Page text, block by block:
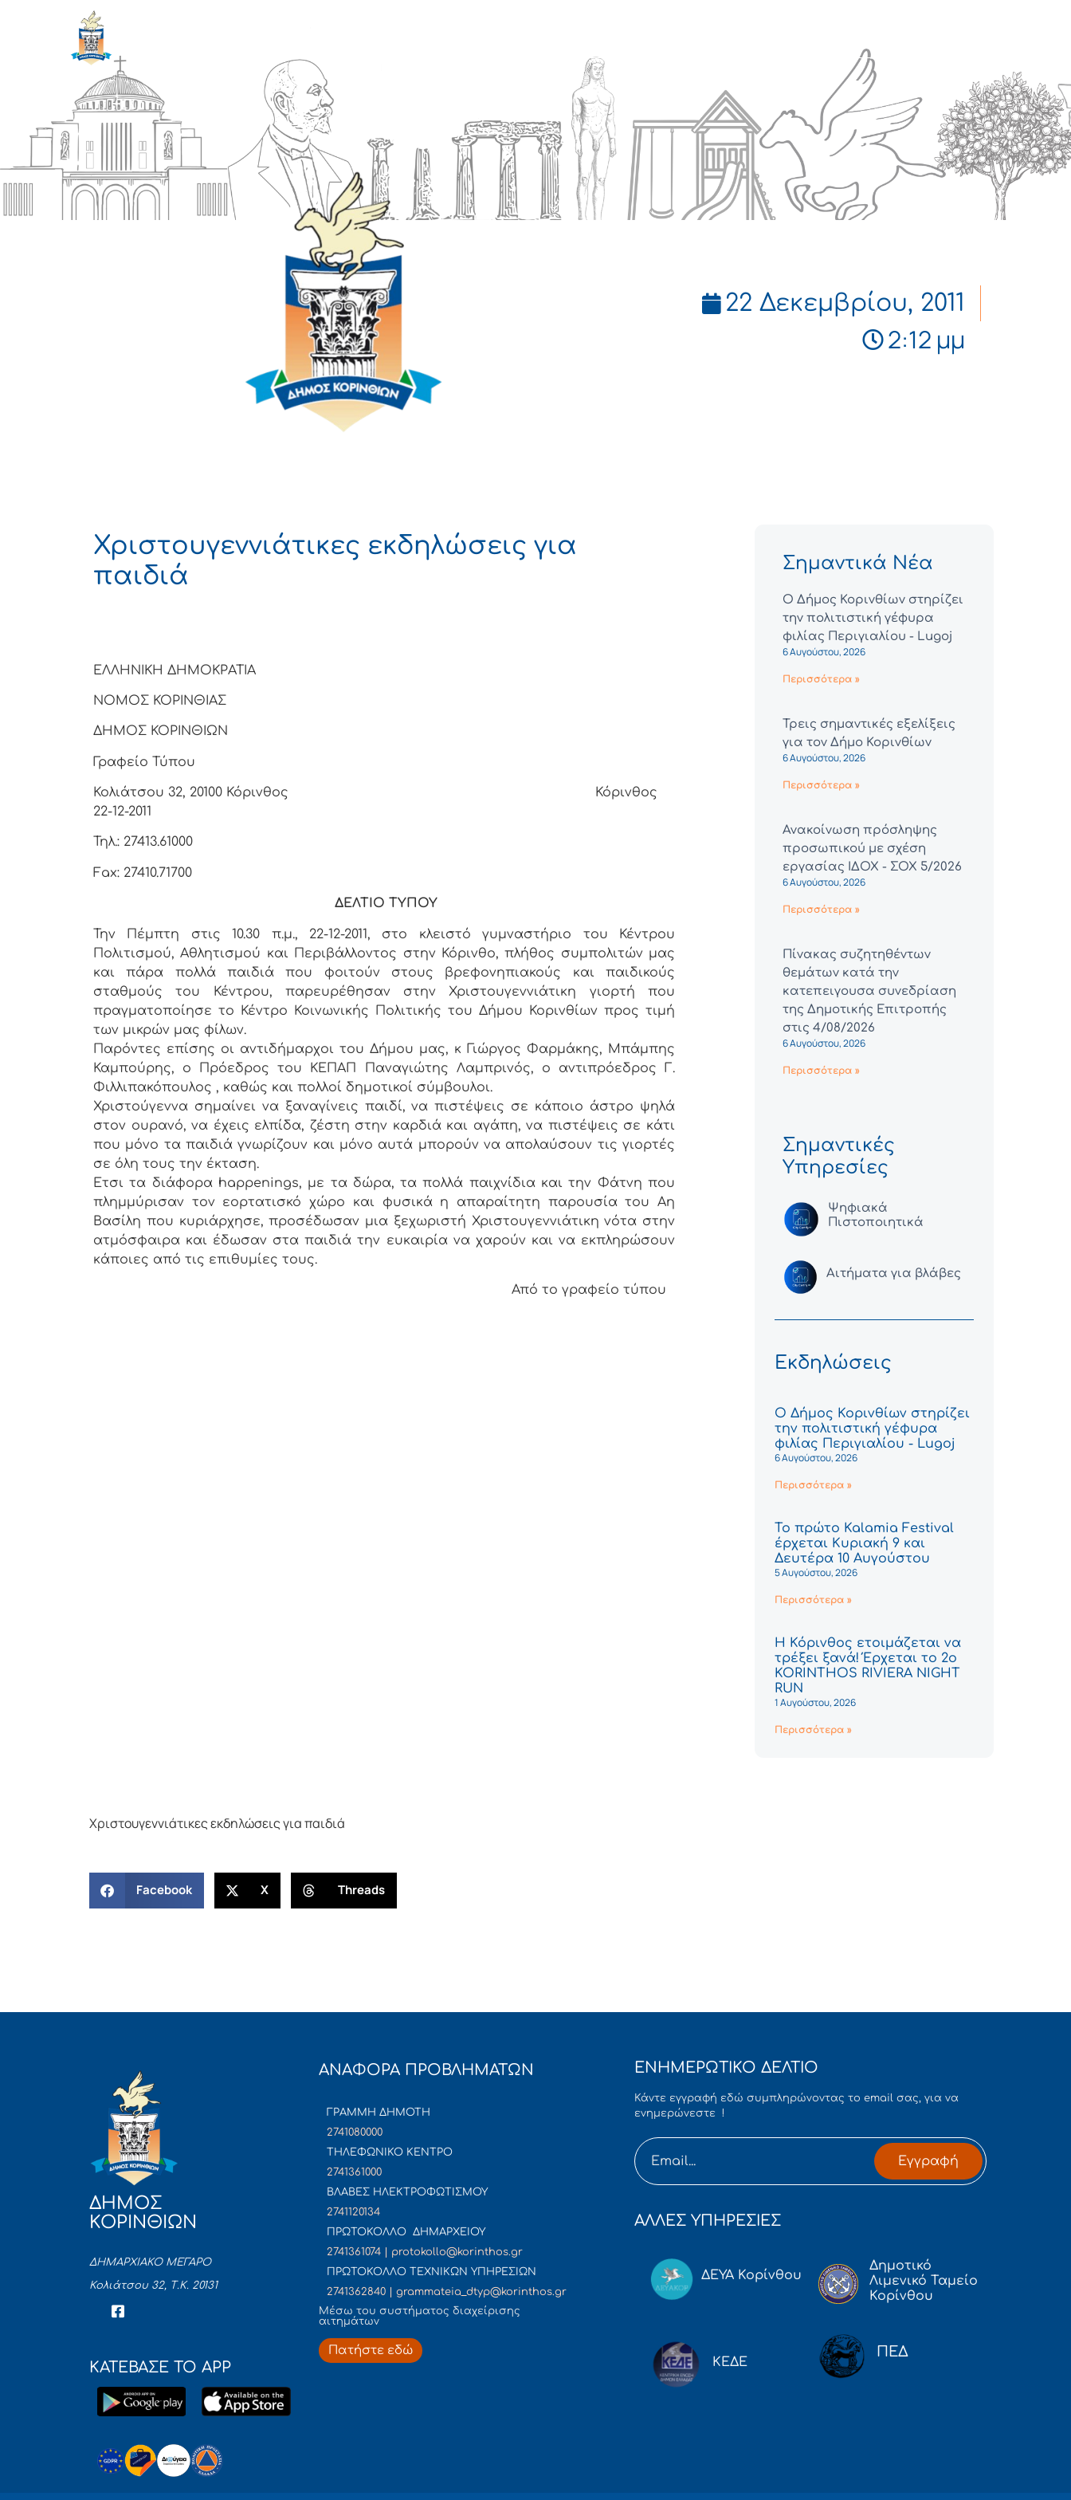
22 Δεκεμβρίου, 2011
2:12 μμ
Χριστουγεννιάτικες εκδηλώσεις για
παιδιά
ΕΛΛΗΝΙΚΗ ΔΗΜΟΚΡΑΤΙΑ
ΝΟΜΟΣ ΚΟΡΙΝΘΙΑΣ
ΔΗΜΟΣ ΚΟΡΙΝΘΙΩΝ
Γραφείο Τύπου
Κολιάτσου 32, 20100 Κόρινθος Κόρινθος
22-12-2011
Τηλ.: 27413.61000
Fax: 27410.71700
ΔΕΛΤΙΟ ΤΥΠΟΥ
Την Πέμπτη στις 10.30 π.μ., 22-12-2011, στο κλειστό γυμναστήριο του Κέντρου
Πολιτισμού, Αθλητισμού και Περιβάλλοντος στην Κόρινθο, πλήθος συμπολιτών μας
και πάρα πολλά παιδιά που φοιτούν στους βρεφονηπιακούς και παιδικούς
σταθμούς του Κέντρου, παρευρέθησαν στην Χριστουγεννιάτικη γιορτή που
πραγματοποίησε το Κέντρο Κοινωνικής Πολιτικής του Δήμου Κορινθίων προς τιμή
των μικρών μας φίλων.
Παρόντες επίσης οι αντιδήμαρχοι του Δήμου μας, κ Γιώργος Φαρμάκης, Μπάμπης
Καμπούρης, ο Πρόεδρος του ΚΕΠΑΠ Παναγιώτης Λαμπρινός, ο αντιπρόεδρος Γ.
Φιλλιπακόπουλος , καθώς και πολλοί δημοτικοί σύμβουλοι.
Χριστούγεννα σημαίνει να ξαναγίνεις παιδί, να πιστέψεις σε κάποιο άστρο ψηλά
στον ουρανό, να έχεις ελπίδα, ζέστη στην καρδιά και αγάπη, να πιστέψεις σε κάτι
που μόνο τα παιδιά γνωρίζουν και μόνο αυτά μπορούν να απολαύσουν τις γιορτές
σε όλη τους την έκταση.
Ετσι τα διάφορα happenings, με τα δώρα, τα πολλά παιχνίδια και την Φάτνη που
πλημμύρισαν τον εορτατισκό χώρο και φυσικά η απαραίτητη παρουσία του Αη
Βασίλη που κυριάρχησε, προσέδωσαν μια ξεχωριστή Χριστουγεννιάτικη νότα στην
ατμόσφαιρα και έδωσαν στα παιδιά την ευκαιρία να χαρούν και να εκπληρώσουν
κάποιες από τις επιθυμίες τους.
Από το γραφείο τύπου
Σημαντικά Νέα
Ο Δήμος Κορινθίων στηρίζει
την πολιτιστική γέφυρα
φιλίας Περιγιαλίου - Lugoj
6 Αυγούστου, 2026
Περισσότερα »
Τρεις σημαντικές εξελίξεις
για τον Δήμο Κορινθίων
6 Αυγούστου, 2026
Περισσότερα »
Ανακοίνωση πρόσληψης
προσωπικού με σχέση
εργασίας ΙΔΟΧ - ΣΟΧ 5/2026
6 Αυγούστου, 2026
Περισσότερα »
Πίνακας συζητηθέντων
θεμάτων κατά την
κατεπειγουσα συνεδρίαση
της Δημοτικής Επιτροπής
στις 4/08/2026
6 Αυγούστου, 2026
Περισσότερα »
Σημαντικές
Υπηρεσίες
Ψηφιακά
Πιστοποιητικά
Αιτήματα για βλάβες
Εκδηλώσεις
Ο Δήμος Κορινθίων στηρίζει
την πολιτιστική γέφυρα
φιλίας Περιγιαλίου - Lugoj
6 Αυγούστου, 2026
Περισσότερα »
Το πρώτο Kalamia Festival
έρχεται Κυριακή 9 και
Δευτέρα 10 Αυγούστου
5 Αυγούστου, 2026
Περισσότερα »
Η Κόρινθος ετοιμάζεται να
τρέξει ξανά! Έρχεται το 2ο
KORINTHOS RIVIERA NIGHT
RUN
1 Αυγούστου, 2026
Περισσότερα »
Χριστουγεννιάτικες εκδηλώσεις για παιδιά
Facebook X Threads
ΔΗΜΟΣ
ΚΟΡΙΝΘΙΩΝ
ΔΗΜΑΡΧΙΑΚΟ ΜΕΓΑΡΟ
Κολιάτσου 32, Τ.Κ. 20131
ΚΑΤΕΒΑΣΕ ΤΟ APP
ΑΝΑΦΟΡΑ ΠΡΟΒΛΗΜΑΤΩΝ
ΓΡΑΜΜΗ ΔΗΜΟΤΗ
2741080000
ΤΗΛΕΦΩΝΙΚΟ ΚΕΝΤΡΟ
2741361000
ΒΛΑΒΕΣ ΗΛΕΚΤΡΟΦΩΤΙΣΜΟΥ
2741120134
ΠΡΩΤΟΚΟΛΛΟ ΔΗΜΑΡΧΕΙΟΥ
2741361074 | protokollo@korinthos.gr
ΠΡΩΤΟΚΟΛΛΟ ΤΕΧΝΙΚΩΝ ΥΠΗΡΕΣΙΩΝ
2741362840 | grammateia_dtyp@korinthos.gr
Mέσω του συστήματος διαχείρισης
αιτημάτων
Πατήστε εδώ
ΕΝΗΜΕΡΩΤΙΚΟ ΔΕΛΤΙΟ
Κάντε εγγραφή εδώ συμπληρώνοντας το email σας, για να
ενημερώνεστε !
Εγγραφή
ΑΛΛΕΣ ΥΠΗΡΕΣΙΕΣ
ΔΕΥΑ Κορίνθου
Δημοτικό
Λιμενικό Ταμείο
Κορίνθου
ΚΕΔΕ
ΠΕΔ